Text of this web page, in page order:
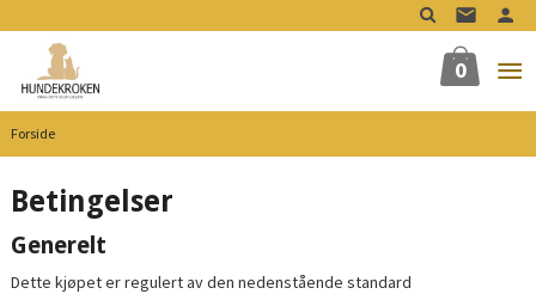
til
innholdet
0
Forside
Betingelser
Generelt
Dette kjøpet er regulert av den nedenstående standard